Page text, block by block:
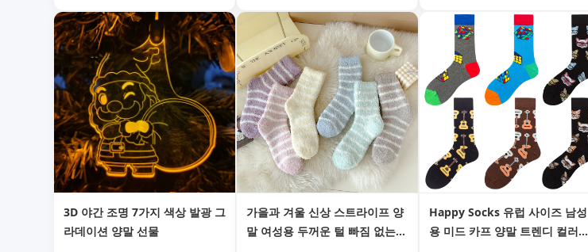
3D 야간 조명 7가지 색상 발광 그
라데이션 양말 선물
가을과 겨울 신상 스트라이프 양
말 여성용 두꺼운 털 빠짐 없는
Happy Socks 유럽 사이즈 남성
용 미드 카프 양말 트렌디 컬러풀